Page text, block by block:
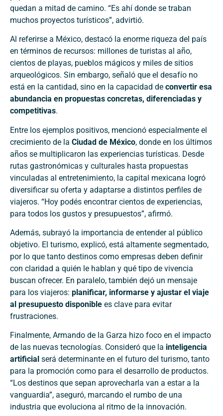
quedan a mitad de camino. “Es ahí donde se traban
muchos proyectos turísticos”, advirtió.
Al referirse a México, destacó la enorme riqueza del país
en términos de recursos: millones de turistas al año,
cientos de playas, pueblos mágicos y miles de sitios
arqueológicos. Sin embargo, señaló que el desafío no
está en la cantidad, sino en la capacidad de convertir esa
abundancia en propuestas concretas, diferenciadas y
competitivas.
Entre los ejemplos positivos, mencionó especialmente el
crecimiento de la Ciudad de México, donde en los últimos
años se multiplicaron las experiencias turísticas. Desde
rutas gastronómicas y culturales hasta propuestas
vinculadas al entretenimiento, la capital mexicana logró
diversificar su oferta y adaptarse a distintos perfiles de
viajeros. “Hoy podés encontrar cientos de experiencias,
para todos los gustos y presupuestos”, afirmó.
Además, subrayó la importancia de entender al público
objetivo. El turismo, explicó, está altamente segmentado,
por lo que tanto destinos como empresas deben definir
con claridad a quién le hablan y qué tipo de vivencia
buscan ofrecer. En paralelo, también dejó un mensaje
para los viajeros: planificar, informarse y ajustar el viaje
al presupuesto disponible es clave para evitar
frustraciones.
Finalmente, Armando de la Garza hizo foco en el impacto
de las nuevas tecnologías. Consideró que la inteligencia
artificial será determinante en el futuro del turismo, tanto
para la promoción como para el desarrollo de productos.
“Los destinos que sepan aprovecharla van a estar a la
vanguardia”, aseguró, marcando el rumbo de una
industria que evoluciona al ritmo de la innovación.